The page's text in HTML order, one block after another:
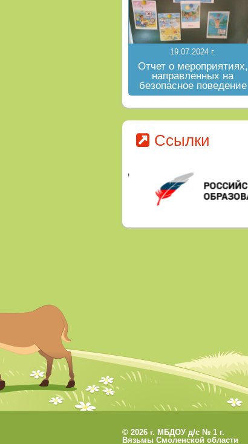
19.07.2024 г.
Отчет о мероприятиях,
направленных на
безопасное поведение
на водных объектах в
летний период
Ссылки
© 2026 г. МБДОУ д/с № 1 г.
Вязьмы Смоленской области